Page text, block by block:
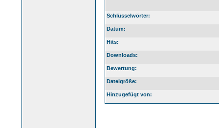
Schlüsselwörter:
Datum:
Hits:
Downloads:
Bewertung:
Dateigröße:
Hinzugefügt von: